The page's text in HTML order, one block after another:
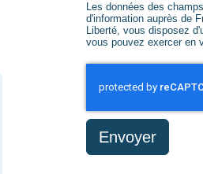
Les données des
d'information auprès de
Liberté, vous disposez
vous pouvez exercer en
Envoyer